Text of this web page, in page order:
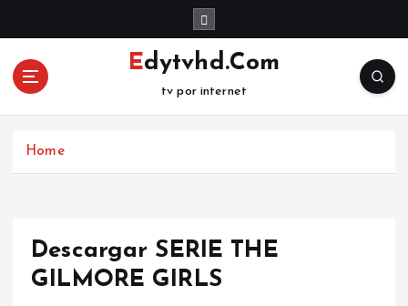
o
Edytvhd.Com
tv por internet
Home
Descargar SERIE THE
GILMORE GIRLS